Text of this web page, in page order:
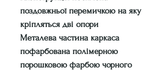
поздовжньої перемичкою на яку
кріпляться дві опори
Металева частина каркаса
пофарбована полімерною
порошковою фарбою чорного